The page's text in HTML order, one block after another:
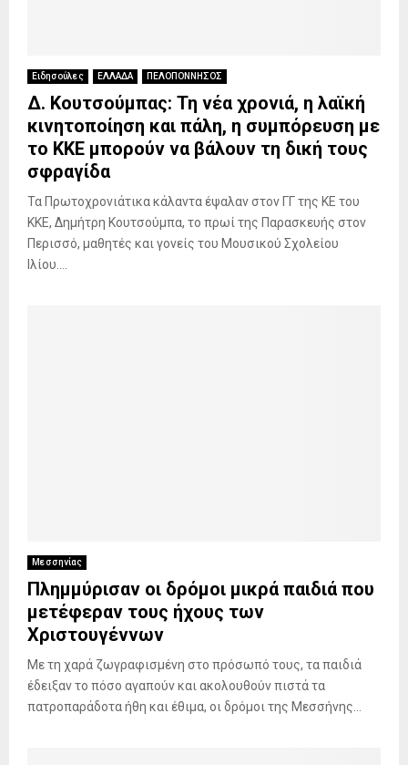
Ειδησούλες ΕΛΛΑΔΑ ΠΕΛΟΠΟΝΝΗΣΟΣ
Δ. Κουτσούμπας: Τη νέα χρονιά, η λαϊκή
κινητοποίηση και πάλη, η συμπόρευση με
το ΚΚΕ μπορούν να βάλουν τη δική τους
σφραγίδα
Τα Πρωτοχρονιάτικα κάλαντα έψαλαν στον ΓΓ της ΚΕ του
ΚΚΕ, Δημήτρη Κουτσούμπα, το πρωί της Παρασκευής στον
Περισσό, μαθητές και γονείς του Μουσικού Σχολείου
Ιλίου....
Μεσσηνίας
Πλημμύρισαν οι δρόμοι μικρά παιδιά που
μετέφεραν τους ήχους των
Χριστουγέννων
Με τη χαρά ζωγραφισμένη στο πρόσωπό τους, τα παιδιά
έδειξαν το πόσο αγαπούν και ακολουθούν πιστά τα
πατροπαράδοτα ήθη και έθιμα, οι δρόμοι της Μεσσήνης...